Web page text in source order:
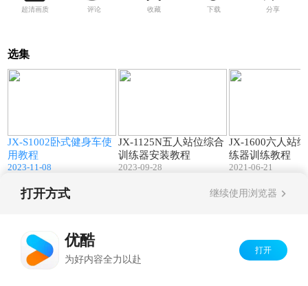
超清画质 评论 收藏 下载 分享
选集
JX-S1002卧式健身车使
用教程
2023-11-08
JX-1125N五人站位综合
训练器安装教程
2023-09-28
JX-1600六人站
练器训练教程
2021-06-21
打开方式 继续使用浏览器
优酷
为好内容全力以赴
打开